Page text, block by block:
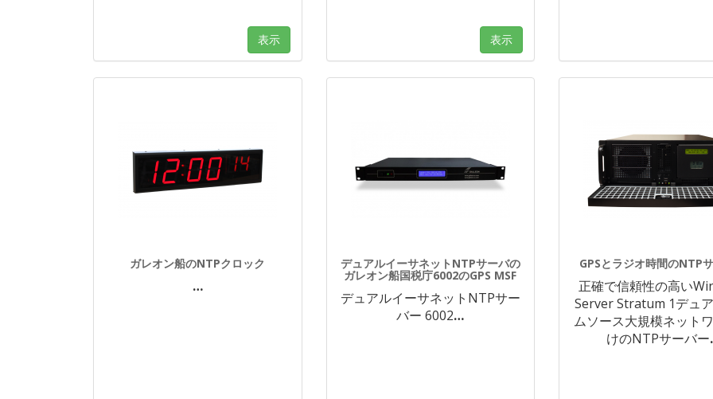
表示 表示
ガレオン船のNTPクロック
…
デュアルイーサネットNTPサーバの
ガレオン船国税庁6002のGPS MSF
デュアルイーサネットNTPサー
バー 6002…
GPSとラジオ時間のNTP
正確で信頼性の高い
Server Stratum 1デュ
ムソース大規模ネット
けのNTPサーバー